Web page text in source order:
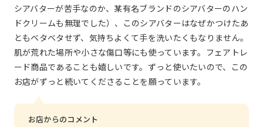
シアバターが苦手なのか、某有名ブランドのシアバターのハン
ドクリームも無理でした）、このシアバターはなぜかつけたあ
ともベタベタせず、気持ちよくて手を洗いたくもなりません。
肌が荒れた場所や小さな傷口等にも使っています。フェアトレ
ード商品であることも嬉しいです。ずっと使いたいので、この
お店がずっと続いてくださることを願っています。
お店からのコメント